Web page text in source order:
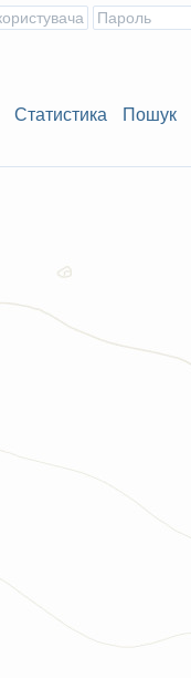
Статистика Пошук